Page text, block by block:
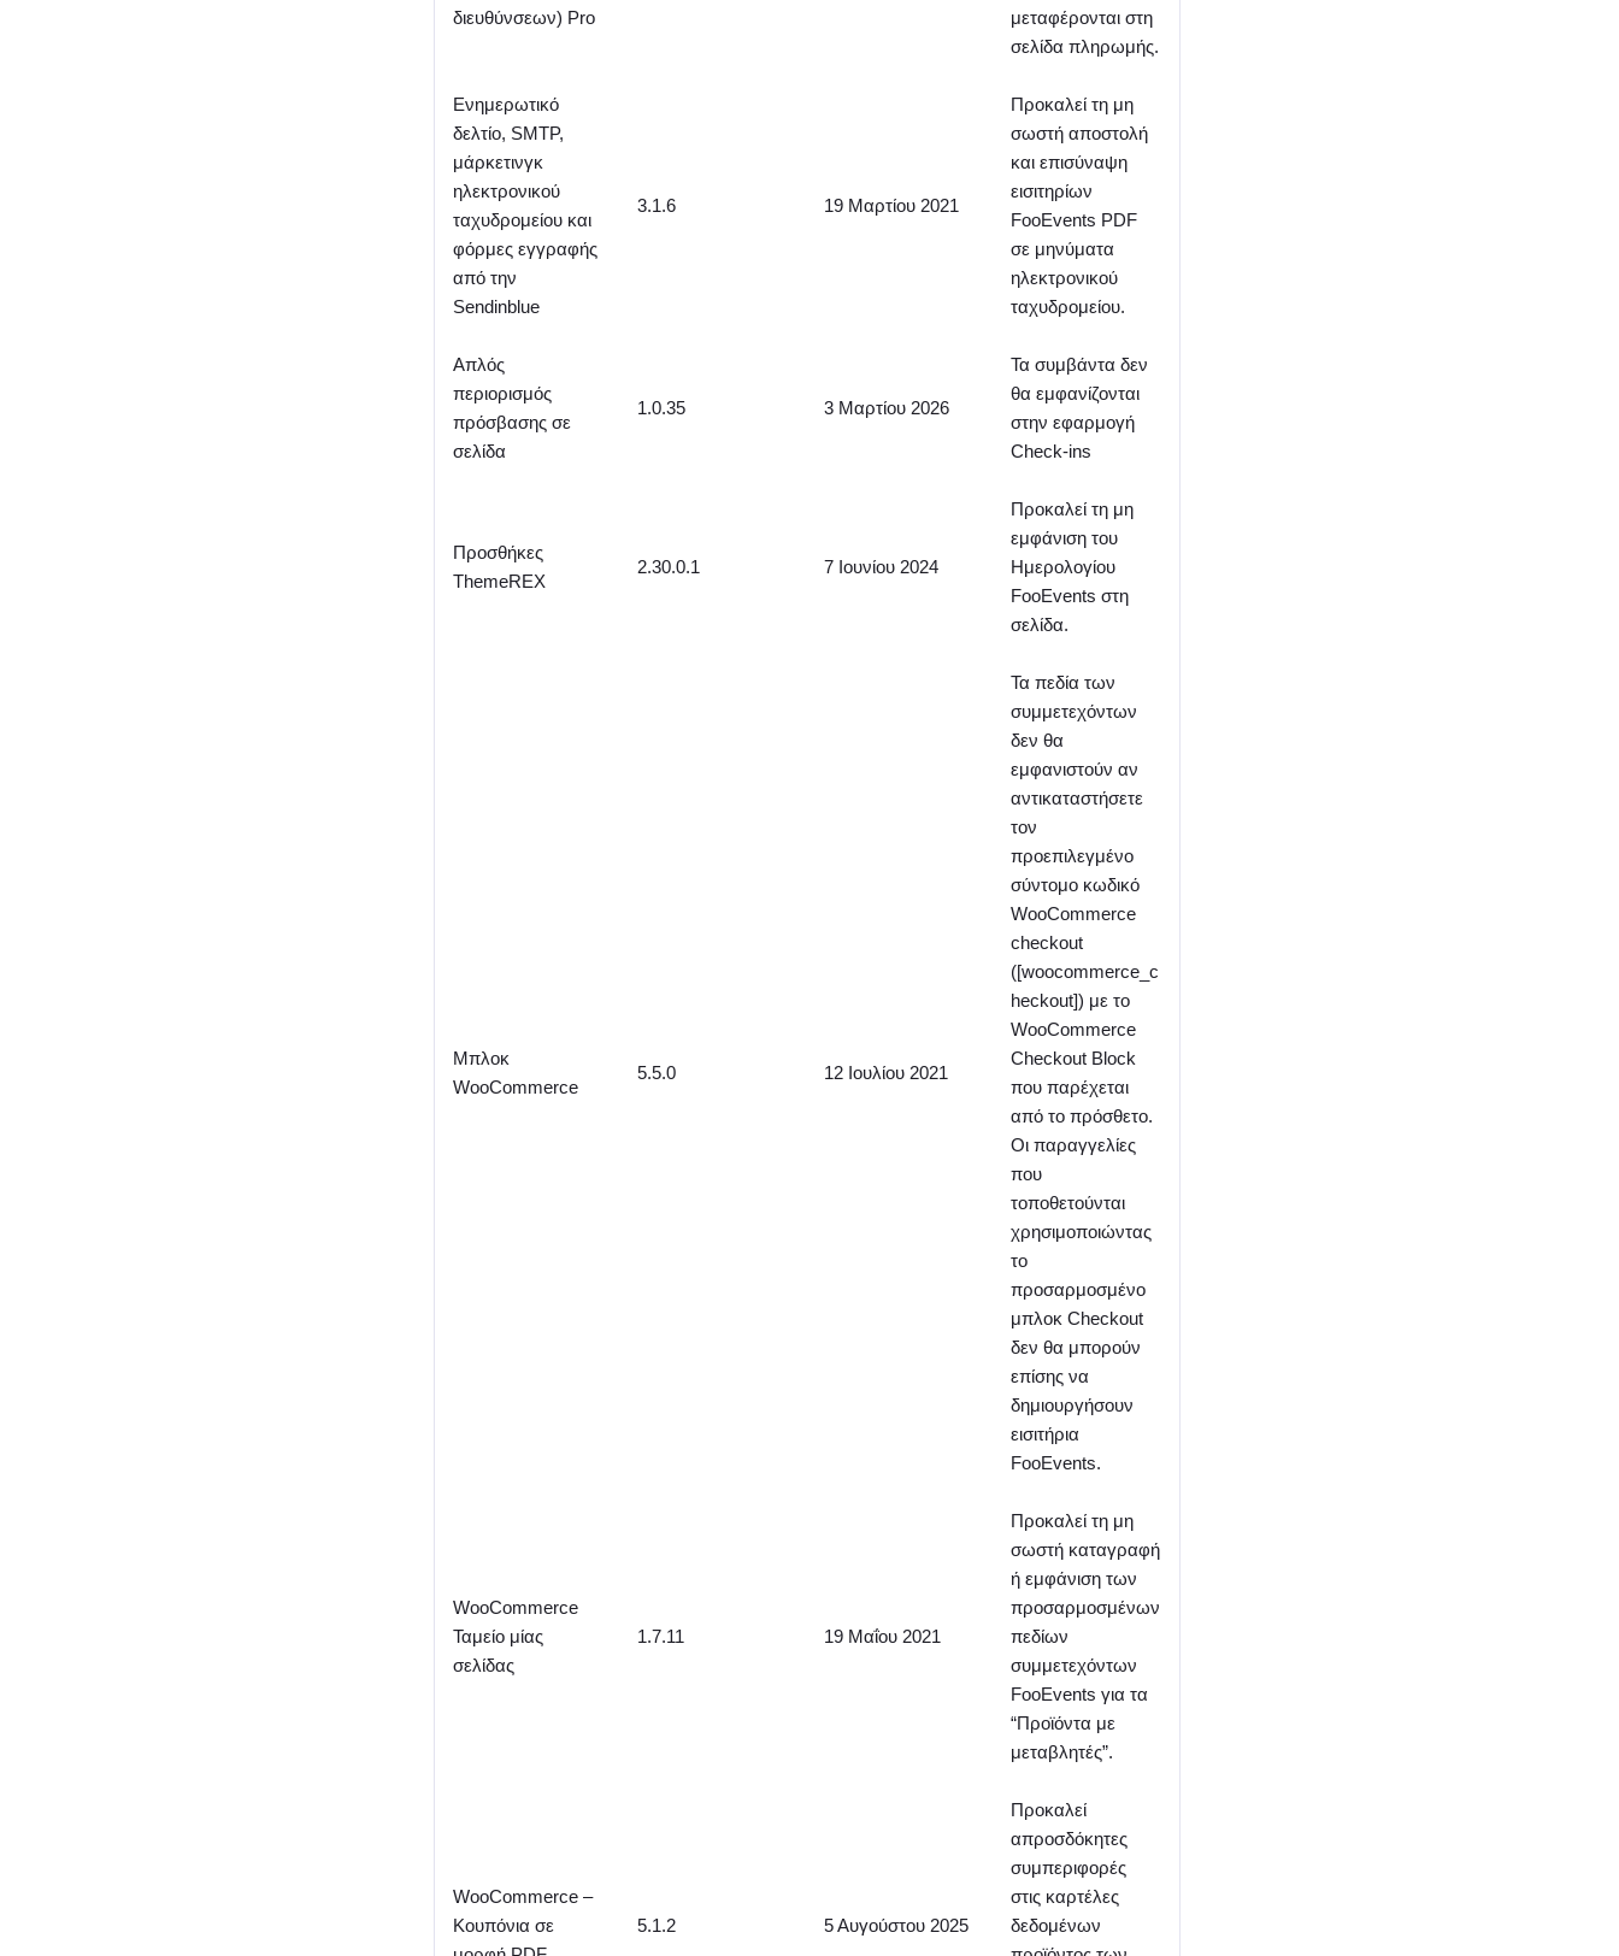
διευθύνσεων) Pro
μεταφέρονται στη
σελίδα πληρωμής.
Ενημερωτικό
δελτίο, SMTP,
μάρκετινγκ
ηλεκτρονικού
ταχυδρομείου και
φόρμες εγγραφής
από την
Sendinblue
3.1.6 19 Μαρτίου 2021
Προκαλεί τη μη
σωστή αποστολή
και επισύναψη
εισιτηρίων
FooEvents PDF
σε μηνύματα
ηλεκτρονικού
ταχυδρομείου.
Απλός
περιορισμός
πρόσβασης σε
σελίδα
1.0.35 3 Μαρτίου 2026
Τα συμβάντα δεν
θα εμφανίζονται
στην εφαρμογή
Check-ins
Προσθήκες
ThemeREX
2.30.0.1 7 Ιουνίου 2024
Προκαλεί τη μη
εμφάνιση του
Ημερολογίου
FooEvents στη
σελίδα.
Μπλοκ
WooCommerce
5.5.0 12 Ιουλίου 2021
Τα πεδία των
συμμετεχόντων
δεν θα
εμφανιστούν αν
αντικαταστήσετε
τον
προεπιλεγμένο
σύντομο κωδικό
WooCommerce
checkout
([woocommerce_c
heckout]) με το
WooCommerce
Checkout Block
που παρέχεται
από το πρόσθετο.
Οι παραγγελίες
που
τοποθετούνται
χρησιμοποιώντας
το
προσαρμοσμένο
μπλοκ Checkout
δεν θα μπορούν
επίσης να
δημιουργήσουν
εισιτήρια
FooEvents.
WooCommerce
Ταμείο μίας
σελίδας
1.7.11 19 Μαΐου 2021
Προκαλεί τη μη
σωστή καταγραφή
ή εμφάνιση των
προσαρμοσμένων
πεδίων
συμμετεχόντων
FooEvents για τα
“Προϊόντα με
μεταβλητές”.
WooCommerce –
Κουπόνια σε
5.1.2 5 Αυγούστου 2025
Προκαλεί
απροσδόκητες
συμπεριφορές
στις καρτέλες
δεδομένων